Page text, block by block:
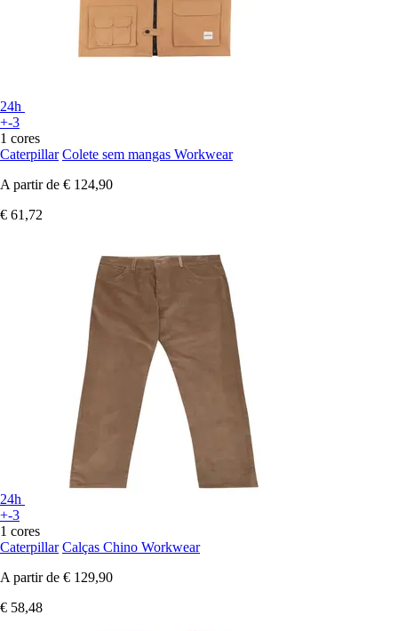
24h
+-3
1 cores
Caterpillar Colete sem mangas Workwear
A partir de € 124,90
€ 61,72
24h
+-3
1 cores
Caterpillar Calças Chino Workwear
A partir de € 129,90
€ 58,48